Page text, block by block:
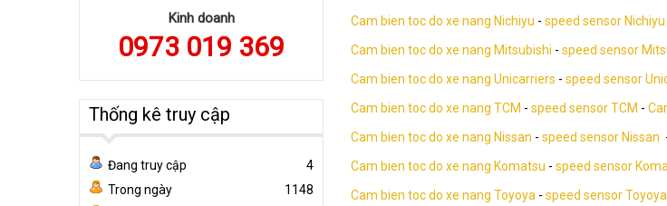
Cam bien toc do xe nang Nichiyu - speed sensor Nichiyu
Cam bien toc do xe nang Mitsubishi - speed sensor
Cam bien toc do xe nang Unicarriers - speed sensor
Cam bien toc do xe nang TCM - speed sensor TCM -
Cam bien toc do xe nang Nissan - speed sensor Nissan
Cam bien toc do xe nang Komatsu - speed sensor
Cam bien toc do xe nang Toyoya - speed sensor Toyoya
Kinh doanh
0973 019 369
Thống kê truy cập
Đang truy cập
4
Trong ngày
1148